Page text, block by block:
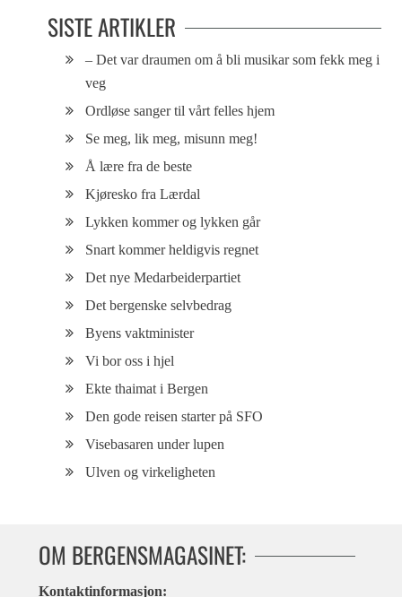
SISTE ARTIKLER
– Det var draumen om å bli musikar som fekk meg i
veg
Ordløse sanger til vårt felles hjem
Se meg, lik meg, misunn meg!
Å lære fra de beste
Kjøresko fra Lærdal
Lykken kommer og lykken går
Snart kommer heldigvis regnet
Det nye Medarbeiderpartiet
Det bergenske selvbedrag
Byens vaktminister
Vi bor oss i hjel
Ekte thaimat i Bergen
Den gode reisen starter på SFO
Visebasaren under lupen
Ulven og virkeligheten
OM BERGENSMAGASINET:
Kontaktinformasjon: